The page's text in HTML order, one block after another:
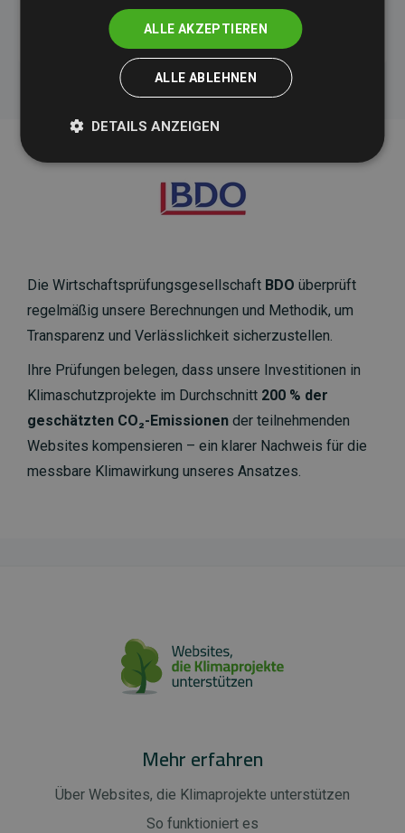
Initiative Websites, die Klimaprojekte unterstützen
Die Wirtschaftsprüfungsgesellschaft BDO überprüft
regelmäßig unsere Berechnungen und Methodik, um
Transparenz und Verlässlichkeit sicherzustellen.
Ihre Prüfungen belegen, dass unsere Investitionen in
Klimaschutzprojekte im Durchschnitt 200 % der
geschätzten CO₂-Emissionen der teilnehmenden
Websites kompensieren – ein klarer Nachweis für die
messbare Klimawirkung unseres Ansatzes.
Mehr erfahren
Über Websites, die Klimaprojekte unterstützen
So funktioniert es
ALLE AKZEPTIEREN
ALLE ABLEHNEN
DETAILS ANZEIGEN